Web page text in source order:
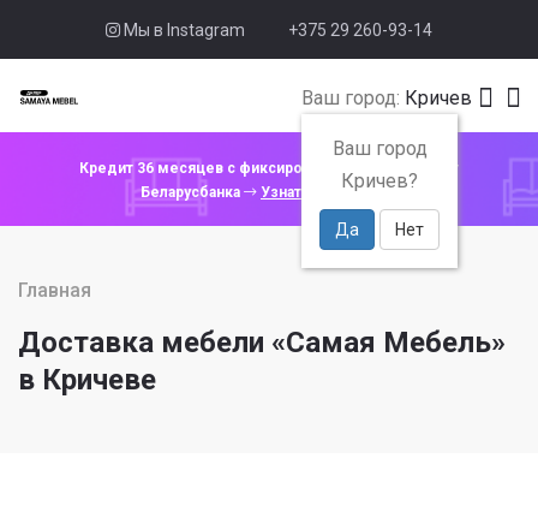
Мы в Instagram +375 29 260-93-14
Ваш город: Кричев
Ваш город
Кричев?
Да Нет
Кредит 36 месяцев с фиксированной ставкой 4% от
Беларусбанка
Узнать подробнее
Главная
Доставка мебели «Самая Мебель»
в Кричеве